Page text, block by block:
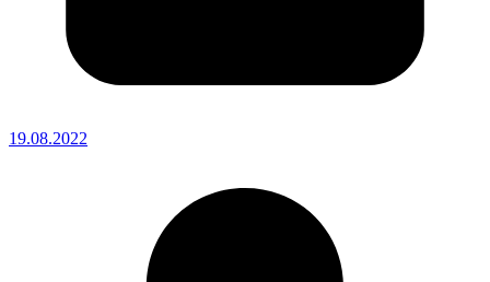
19.08.2022